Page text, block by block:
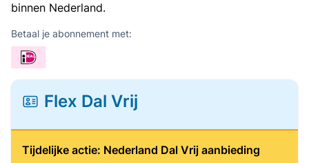
binnen Nederland.
Betaal je abonnement met:
Flex Dal Vrij
Tijdelijke actie: Nederland Dal Vrij aanbieding